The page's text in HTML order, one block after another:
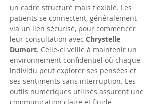
un cadre structuré mais flexible. Les
patients se connectent, généralement
via un lien sécurisé, pour commencer
leur consultation avec Chrystelle
Dumort. Celle-ci veille à maintenir un
environnement confidentiel où chaque
individu peut explorer ses pensées et
ses sentiments sans interruption. Les
outils numériques utilisés assurent une